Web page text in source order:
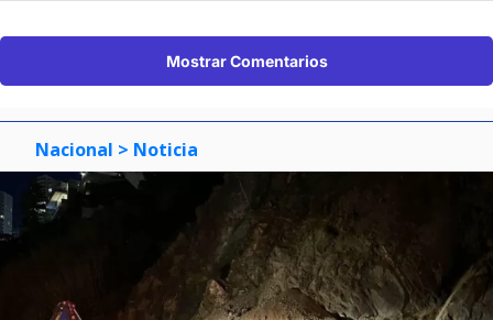
Mostrar Comentarios
Nacional > Noticia